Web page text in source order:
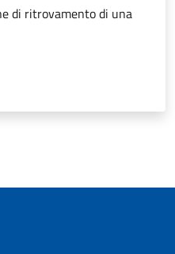
di ritrovamento di una